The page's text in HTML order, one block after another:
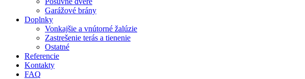
Garážové brány
Doplnky
Vonkajšie a vnútorné žalúzie
Zastrešenie terás a tienenie
Ostatné
Referencie
Kontakty
FAQ